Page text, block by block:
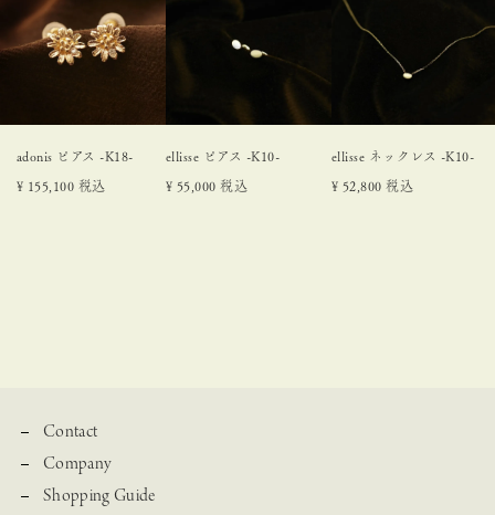
adonis ピアス -K18-
¥ 155,100 税込
ellisse ピアス -K10-
¥ 55,000 税込
ellisse ネックレス -K10-
¥ 52,800 税込
Contact
Company
Shopping Guide